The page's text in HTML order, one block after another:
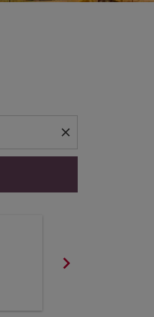
close
chevron_right